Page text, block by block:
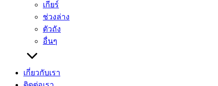
เกียร์
ช่วงล่าง
ตัวถัง
อื่นๆ
เกี่ยวกับเรา